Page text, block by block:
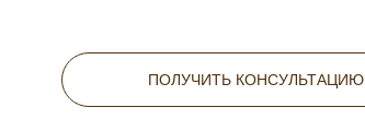
ПОЛУЧИТЬ КОНСУЛЬТАЦИЮ